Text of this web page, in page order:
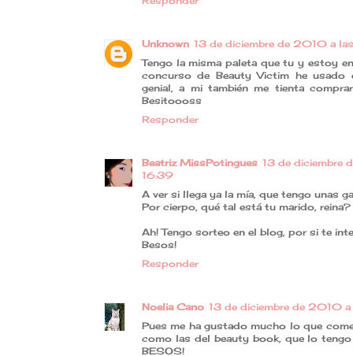
Unknown 13 de diciembre de 2010 a
Tengo la misma paleta que tu y estoy
concurso de Beauty Victim he usado
genial, a mi también me tienta
Besitoooss
Responder
Beatriz MissPotingues 13 de diciembre
16:39
A ver si llega ya la mía, que tengo unas
Por cierpo, qué tal está tu marido, reina?
Ah! Tengo sorteo en el blog, por si te
Besos!
Responder
Noelia Cano 13 de diciembre de 2010 a
Pues me ha gustado mucho lo que
como las del beauty book, que lo
BESOS!